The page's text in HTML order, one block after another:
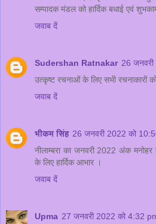
सम्पादक मंडल को हार्दिक बधाई एवं
जवाब दें
Sudershan Ratnakar 26
उत्कृष्ट रचनाओं के लिए सभी रचनाकारों को
जवाब दें
भीकम सिंह 26 जनवरी 2022 को
नीलाम्बरा का जनवरी 2022 अंक
के लिए हार्दिक आभार ।
जवाब दें
Upma 27 जनवरी 2022 को 4:32